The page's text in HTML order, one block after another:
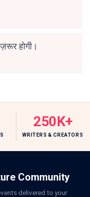
होगी।
250K+
WRITERS & CREATORS
Community
delivered to your